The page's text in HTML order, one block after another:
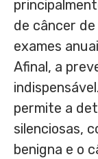
de câncer
exames
Afinal, a
permite a
silenciosas,
benigna e o